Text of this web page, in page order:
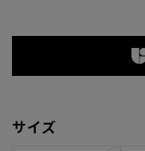
サイズ